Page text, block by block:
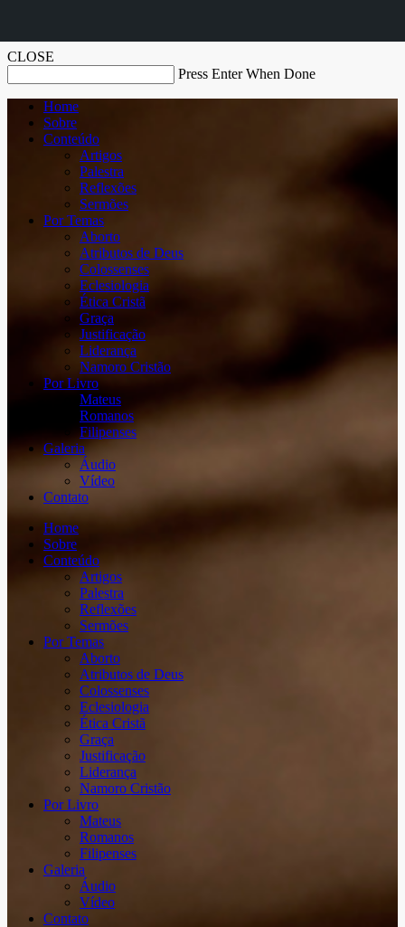
CLOSE
Press Enter When Done
Home
Sobre
Conteúdo
Artigos
Palestra
Reflexões
Sermões
Por Temas
Aborto
Atributos de Deus
Colossenses
Eclesiologia
Ética Cristã
Graça
Justificação
Liderança
Namoro Cristão
Por Livro
Mateus
Romanos
Filipenses
Galeria
Áudio
Vídeo
Contato
Home
Sobre
Conteúdo
Artigos
Palestra
Reflexões
Sermões
Por Temas
Aborto
Atributos de Deus
Colossenses
Eclesiologia
Ética Cristã
Graça
Justificação
Liderança
Namoro Cristão
Por Livro
Mateus
Romanos
Filipenses
Galeria
Áudio
Vídeo
Contato